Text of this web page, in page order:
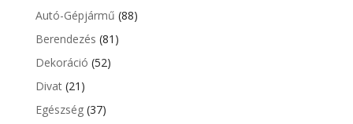
Autó-Gépjármű (88)
Berendezés (81)
Dekoráció (52)
Divat(21)
Egészség(37)